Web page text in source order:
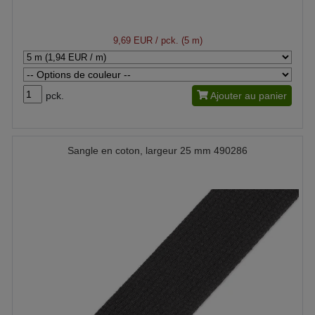
9,69 EUR/ pck. (5 m)
pck. Ajouter au panier
Sangle en coton, largeur 25 mm 490286